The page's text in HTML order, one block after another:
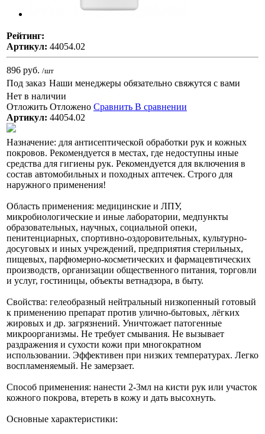
Рейтинг:
Артикул: 44054.02
896 руб. /шт
Под заказ Наши менеджеры обязательно свяжутся с вами
Нет в наличии
Отложить Отложено Сравнить В сравнении
Артикул: 44054.02
Назначение: для антисептической обработки рук и кожных
покровов. Рекомендуется в местах, где недоступны иные
средства для гигиены рук. Рекомендуется для включения в
состав автомобильных и походных аптечек. Строго для
наружного применения!
Область применения: медицинские и ЛПУ,
микробиологические и иные лаборатории, медпункты
образовательных, научных, социальной опеки,
пенитенциарных, спортивно-оздоровительных, культурно-
досуговых и иных учреждений, предприятия стерильных,
пищевых, парфюмерно-косметических и фармацевтических
производств, организации общественного питания, торговли
и услуг, гостиницы, объекты ветнадзора, в быту.
Свойства: гелеобразный нейтральный низкопенный готовый
к применению препарат против улично-бытовых, лёгких
жировых и др. загрязнений. Уничтожает патогенные
микроорганизмы. Не требует смывания. Не вызывает
раздражения и сухости кожи при многократном
использовании. Эффективен при низких температурах. Легко
воспламеняемый. Не замерзает.
Способ применения: нанести 2-3мл на кисти рук или участок
кожного покрова, втереть в кожу и дать высохнуть.
Основные характеристики: